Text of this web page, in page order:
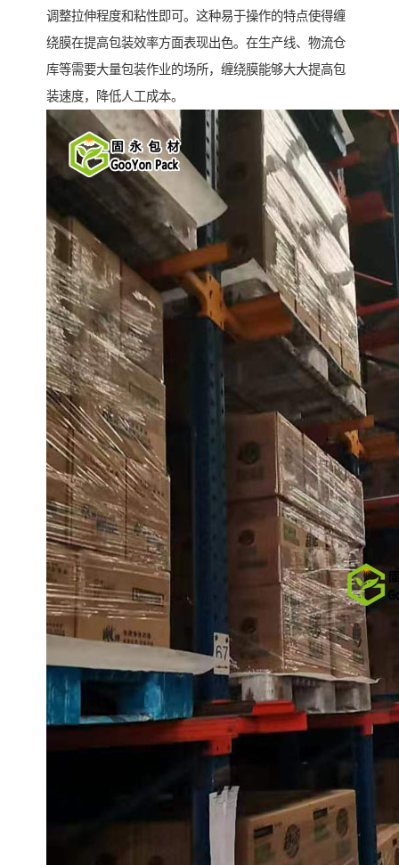
调整拉伸程度和粘性即可。这种易于操作的特点使得缠
绕膜在提高包装效率方面表现出色。在生产线、物流仓
库等需要大量包装作业的场所，缠绕膜能够大大提高包
装速度，降低人工成本。